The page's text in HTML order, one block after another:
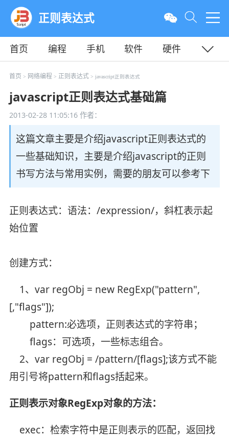
正则表达式
首页 编程 手机 软件
硬件
教程
平面 服务器
首页 > 网络编程 > 正则表达式> javascript正则表达式
javascript正则表达式基础篇
2013-02-28 11:05:16作者：
这篇文章主要是介绍javascript正则表达式的
一些基础知识，主要是介绍javascript的正则
书写方法与常用实例，需要的朋友可以参考下
正则表达式：语法：/expression/，斜杠表示起
始位置
创建方式：
1、var regObj = new RegExp("pattern",
[,"flags"]);
pattern:必选项，正则表达式的字符串；
flags：可选项，一些标志组合。
2、var regObj = /pattern/[flags];该方式不能
用引号将pattern和flags括起来。
正则表示对象RegExp对象的方法：
exec：检索字符中是正则表示的匹配，返回找